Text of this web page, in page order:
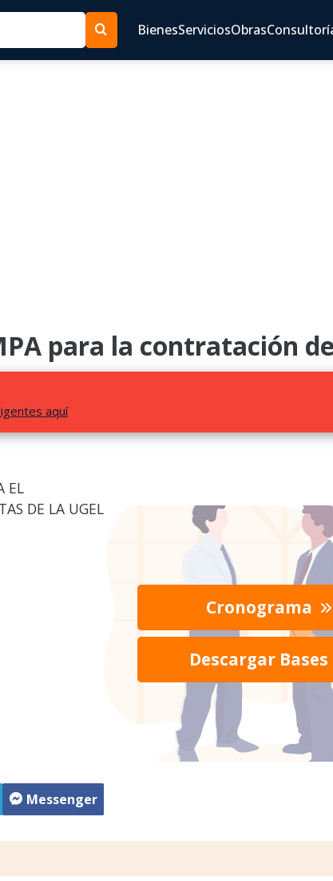
BienesServiciosObras
para la contratación
aquí
EL
DE LA UGEL
Messenger
Cronograma
Descargar Bases